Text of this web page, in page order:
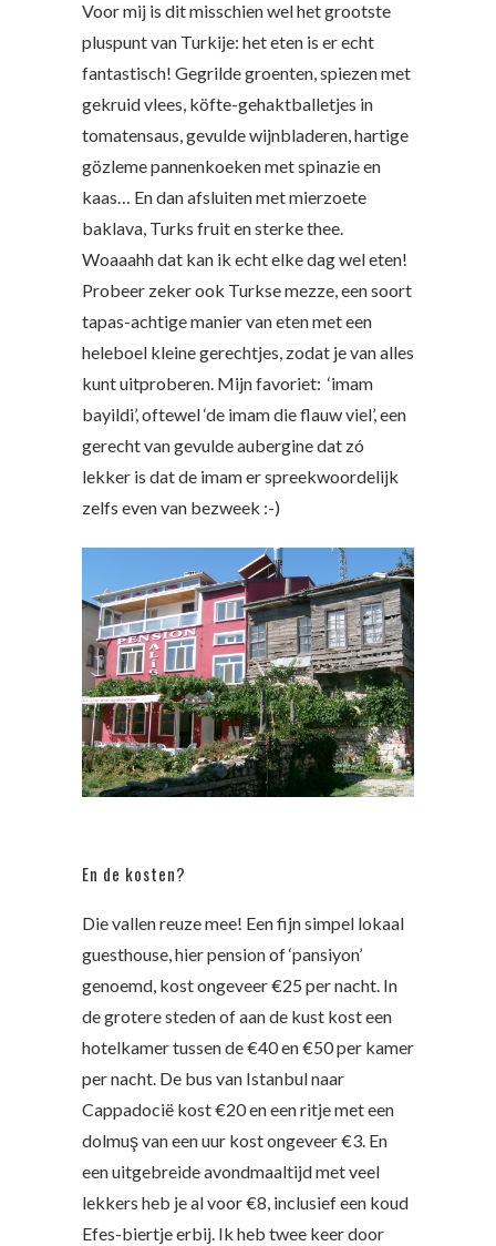
Voor mij is dit misschien wel het grootste
pluspunt van Turkije: het eten is er echt
fantastisch! Gegrilde groenten, spiezen met
gekruid vlees, köfte-gehaktballetjes in
tomatensaus, gevulde wijnbladeren, hartige
gözleme pannenkoeken met spinazie en
kaas… En dan afsluiten met mierzoete
baklava, Turks fruit en sterke thee.
Woaaahh dat kan ik echt elke dag wel eten!
Probeer zeker ook Turkse mezze, een soort
tapas-achtige manier van eten met een
heleboel kleine gerechtjes, zodat je van alles
kunt uitproberen. Mijn favoriet: ‘imam
bayildi’, oftewel ‘de imam die flauw viel’, een
gerecht van gevulde aubergine dat zó
lekker is dat de imam er spreekwoordelijk
zelfs even van bezweek :-)
En de kosten?
Die vallen reuze mee! Een fijn simpel lokaal
guesthouse, hier pension of ‘pansiyon’
genoemd, kost ongeveer €25 per nacht. In
de grotere steden of aan de kust kost een
hotelkamer tussen de €40 en €50 per kamer
per nacht. De bus van Istanbul naar
Cappadocië kost €20 en een ritje met een
dolmuş van een uur kost ongeveer €3. En
een uitgebreide avondmaaltijd met veel
lekkers heb je al voor €8, inclusief een koud
Efes-biertje erbij. Ik heb twee keer door